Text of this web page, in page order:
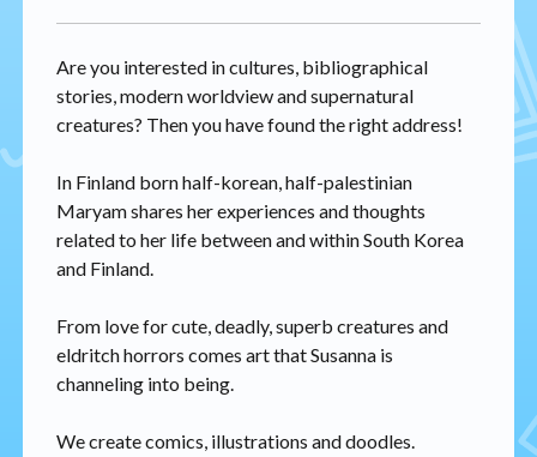
Are you interested in cultures, bibliographical
stories, modern worldview and supernatural
creatures? Then you have found the right address!
In Finland born half-korean, half-palestinian
Maryam shares her experiences and thoughts
related to her life between and within South Korea
and Finland.
From love for cute, deadly, superb creatures and
eldritch horrors comes art that Susanna is
channeling into being.
We create comics, illustrations and doodles.